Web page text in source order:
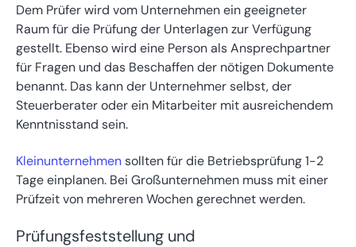
Dem Prüfer wird vom Unternehmen ein geeigneter
Raum für die Prüfung der Unterlagen zur Verfügung
gestellt. Ebenso wird eine Person als Ansprechpartner
für Fragen und das Beschaffen der nötigen Dokumente
benannt. Das kann der Unternehmer selbst, der
Steuerberater oder ein Mitarbeiter mit ausreichendem
Kenntnisstand sein.
Kleinunternehmensollten für die Betriebsprüfung 1-2
Tage einplanen. Bei Großunternehmen muss mit einer
Prüfzeit von mehreren Wochen gerechnet werden.
Prüfungsfeststellung und